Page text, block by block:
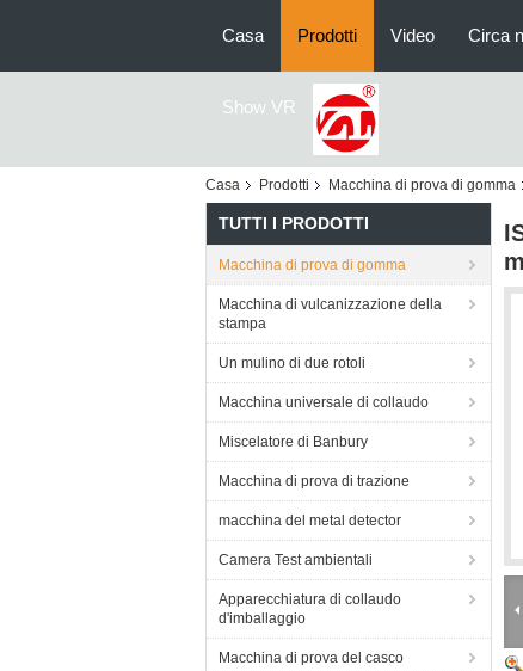
Casa Prodotti Video Circa
Show VR
Casa Prodotti Macchina di prova di gomma
TUTTI I PRODOTTI
Macchina di prova di gomma
Macchina di vulcanizzazione della
stampa
Un mulino di due rotoli
Macchina universale di collaudo
Miscelatore di Banbury
Macchina di prova di trazione
macchina del metal detector
Camera Test ambientali
Apparecchiatura di collaudo
d'imballaggio
Macchina di prova del casco